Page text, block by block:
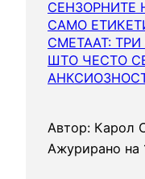
м
о
о
д
с
у
СЕНЗОРНИТЕ
САМО
СМЕТААТ:
ШТО ЧЕСТО
Автор: Карол
Ажурирано на